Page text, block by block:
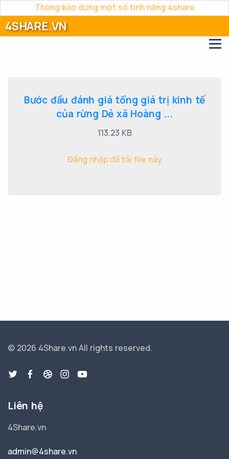
Thông báo dừng một số tính năng 4share
4SHARE.VN
Bước đầu đánh giá tổng giá trị kinh tế
của rừng Dẻ xã Hoàng ...
113.23 KB
Đăng nhập để tải file này
© 2026 4Share.vnAll rights reserved.
Liên hệ
4Share.vn
admin@4share.vn